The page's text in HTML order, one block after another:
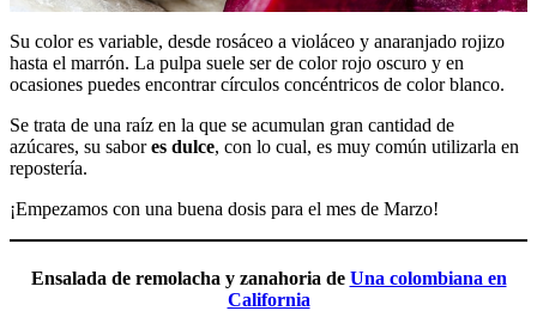
Su color es variable, desde rosáceo a violáceo y anaranjado rojizo
hasta el marrón. La pulpa suele ser de color rojo oscuro y en
ocasiones puedes encontrar círculos concéntricos de color blanco.
Se trata de una raíz en la que se acumulan gran cantidad de
azúcares, su sabores dulce, con lo cual, es muy común utilizarla en
repostería.
¡Empezamos con una buena dosis para el mes de Marzo!
Ensalada de remolacha y zanahoria de Una colombiana en
California